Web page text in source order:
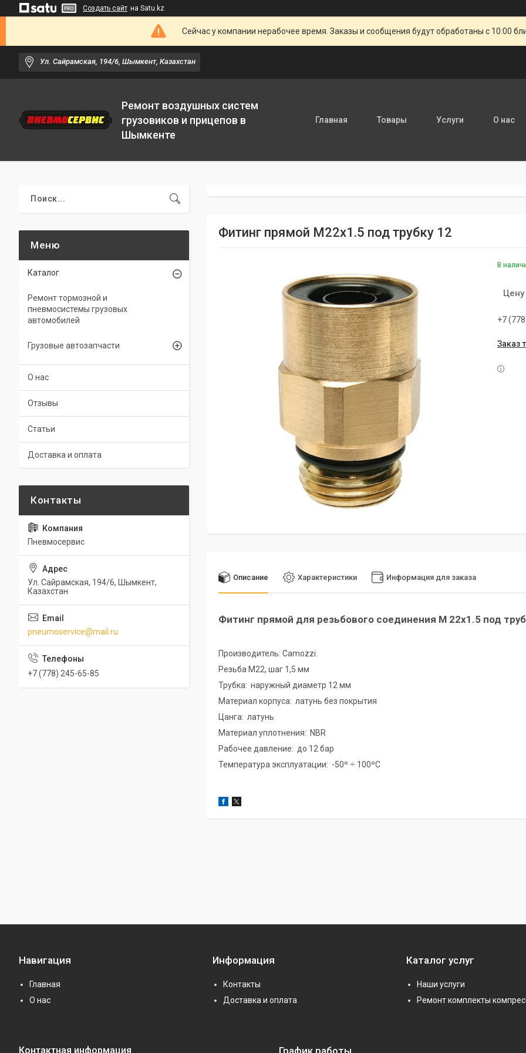
Создать сайт на Satu.kz
Сейчас у компании нерабочее время. Заказы и сообщения будут обработаны с 10:00
Ул. Сайрамская, 194/6, Шымкент, Казахстан
Ремонт воздушных систем
грузовиков и прицепов в
Шымкенте
Главная Товары Услуги О нас
Фитинг прямой M22x1.5 под трубку 12
В
Цену
+7
Заказ
Описание Характеристики Информация для заказа
Фитинг прямой для резьбового соединения M 22x1.5 под
Производитель: Camozzi.
Резьба М22, шаг 1,5 мм
Трубка: наружный диаметр 12 мм
Материал корпуса: латунь без покрытия
Цанга: латунь
Материал уплотнения: NBR
Рабочее давление: до 12 бар
Температура эксплуатации: -50º ÷ 100ºС
Каталог
Ремонт тормозной и
пневмосистемы грузовых
автомобилей
Грузовые автозапчасти
О нас
Отзывы
Статьи
Доставка и оплата
Пневмосервис
Ул. Сайрамская, 194/6, Шымкент,
Казахстан
pneumoservice@mail.ru
+7 (778) 245-65-85
Навигация
Главная
О нас
Информация
Контакты
Доставка и оплата
Каталог услуг
Наши услуги
Ремонт комплекты
График работы